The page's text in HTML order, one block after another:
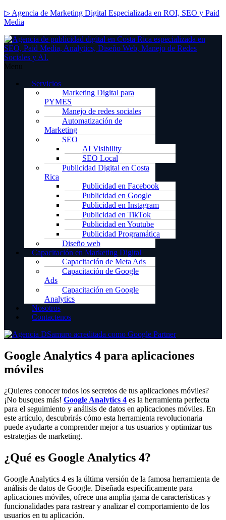
▷ Agencia de Marketing Digital Especializada en ROI, SEO y Paid
Media
Menu
Servicios
Marketing Digital para
PYMES
Manejo de redes sociales
Automatización de
Marketing
SEO
AI Visibility
SEO Local
Publicidad Digital en Costa
Rica
Publicidad en Facebook
Publicidad en Google
Publicidad en Instagram
Publicidad en TikTok
Publicidad en Youtube
Publicidad Programática
Diseño web
Capacitación en Marketing Digital
Capacitación de Meta Ads
Capacitación de Google
Ads
Capacitación en Google
Analytics
Nosotros
Contactenos
Google Analytics 4 para aplicaciones
móviles
¿Quieres conocer todos los secretos de tus aplicaciones móviles?
¡No busques más! Google Analytics 4 es la herramienta perfecta
para el seguimiento y análisis de datos en aplicaciones móviles. En
este artículo, descubrirás cómo esta herramienta revolucionaria
puede ayudarte a comprender mejor a tus usuarios y optimizar tus
estrategias de marketing.
¿Qué es Google Analytics 4?
Google Analytics 4 es la última versión de la famosa herramienta de
análisis de datos de Google. Diseñada específicamente para
aplicaciones móviles, ofrece una amplia gama de características y
funcionalidades para rastrear y analizar el comportamiento de los
usuarios en tu aplicación.